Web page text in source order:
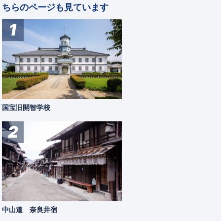
ちらのページも見ています
1
国宝旧開智学校
2
中山道 奈良井宿